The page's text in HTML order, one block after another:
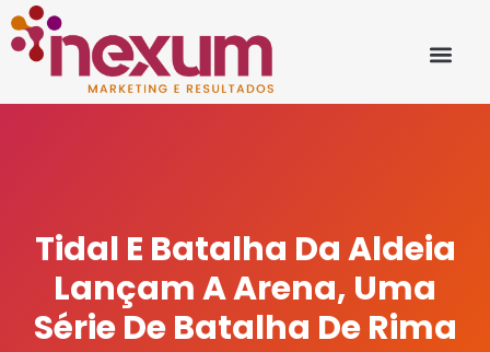
Tidal E Batalha Da Aldeia
Lançam A Arena, Uma
Série De Batalha De Rima